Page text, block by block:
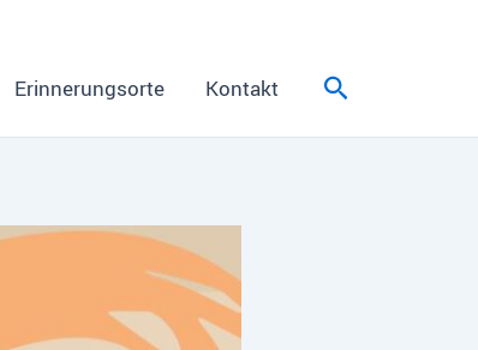
Erinnerungsorte Kontakt Suchen